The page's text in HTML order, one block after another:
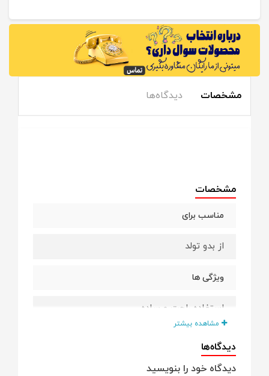
مشخصات دیدگاه‌ها
مشخصات
مناسب برای
از بدو تولد
ویژگی ها
استفاده راحت و ساده
دارای تشک دولایه نرم و لطیف
جنس رویه تشک شمعی
مشاهده بیشتر
دیدگاه‌ها
دیدگاه خود را بنویسید